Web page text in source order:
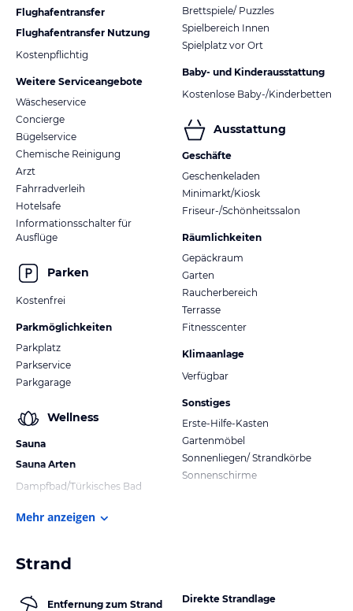
Flughafentransfer
Flughafentransfer Nutzung
Kostenpflichtig
Weitere Serviceangebote
Wäscheservice
Concierge
Bügelservice
Chemische Reinigung
Arzt
Fahrradverleih
Hotelsafe
Informationsschalter für
Ausflüge
Parken
Kostenfrei
Parkmöglichkeiten
Parkplatz
Parkservice
Parkgarage
Wellness
Sauna
Sauna Arten
Dampfbad/Türkisches Bad
Brettspiele/ Puzzles
Spielbereich Innen
Spielplatz vor Ort
Baby- und Kinderausstattung
Kostenlose Baby-/Kinderbetten
Ausstattung
Geschäfte
Geschenkeladen
Minimarkt/Kiosk
Friseur-/Schönheitssalon
Räumlichkeiten
Gepäckraum
Garten
Raucherbereich
Terrasse
Fitnesscenter
Klimaanlage
Verfügbar
Sonstiges
Erste-Hilfe-Kasten
Gartenmöbel
Sonnenliegen/ Strandkörbe
Sonnenschirme
Mehr anzeigen
Strand
Entfernung zum Strand
Direkte Strandlage